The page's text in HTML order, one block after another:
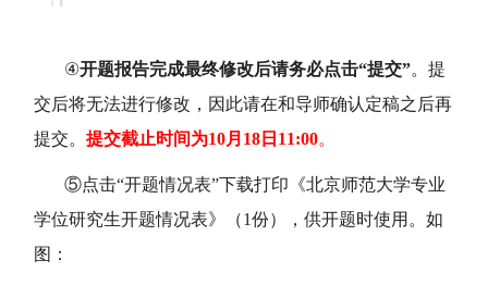
④开题报告完成最终修改后请务必点击“提交”。提
交后将无法进行修改，因此请在和导师确认定稿之后再
提交。提交截止时间为10月 18 日 11:00。
⑤点击“开题情况表”下载打印《北京师范大学专业
学位研究生开题情况表》（1份），供开题时使用。如
图：